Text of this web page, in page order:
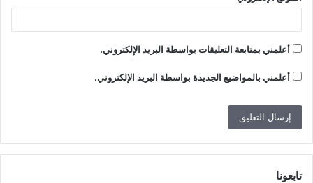
أعلمني بمتابعة التعليقات بواسطة البريد الإلكتروني.
أعلمني بالمواضيع الجديدة بواسطة البريد الإلكتروني.
تابعونا